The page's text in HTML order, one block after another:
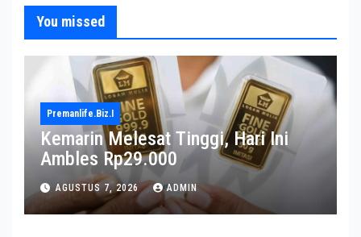
You missed
Premanlife.biz.i
Kemarin Melesat Tinggi, Hari Ini
Ambles Rp29.000
AGUSTUS 7, 2026 ADMIN